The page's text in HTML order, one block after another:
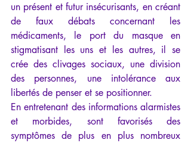
un présent et futur insécurisants, en créant
de faux débats concernant les
médicaments, le port du masque en
stigmatisant les uns et les autres, il se
crée des clivages sociaux, une division
des personnes, une intolérance aux
libertés de penser et se positionner.
En entretenant des informations alarmistes
et morbides, sont favorisés des
symptômes de plus en plus nombreux